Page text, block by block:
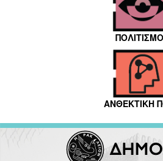
ΑΝΘΕΚΤΙΚΗ